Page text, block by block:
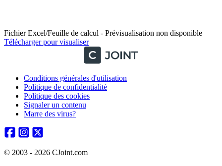
Fichier Excel/Feuille de calcul - Prévisualisation non disponible
Télécharger pour visualiser
Conditions générales d'utilisation
Politique de confidentialité
Politique des cookies
Signaler un contenu
Marre des virus?
© 2003 - 2026 CJoint.com